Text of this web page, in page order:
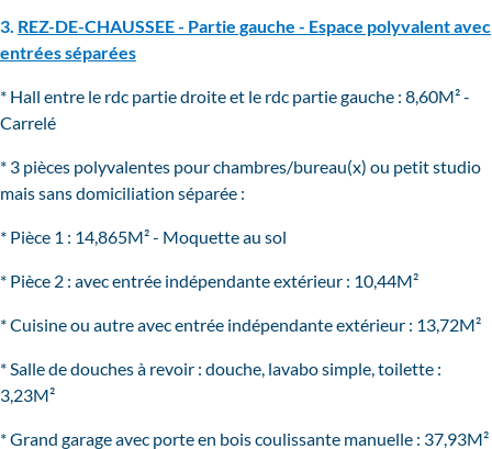
3. REZ-DE-CHAUSSEE - Partie gauche - Espace polyvalent avec
entrées séparées
* Hall entre le rdc partie droite et le rdc partie gauche : 8,60M² -
Carrelé
* 3 pièces polyvalentes pour chambres/bureau(x) ou petit studio
mais sans domiciliation séparée :
* Pièce 1 : 14,865M² - Moquette au sol
* Pièce 2 : avec entrée indépendante extérieur : 10,44M²
* Cuisine ou autre avec entrée indépendante extérieur : 13,72M²
* Salle de douches à revoir : douche, lavabo simple, toilette :
3,23M²
* Grand garage avec porte en bois coulissante manuelle : 37,93M²